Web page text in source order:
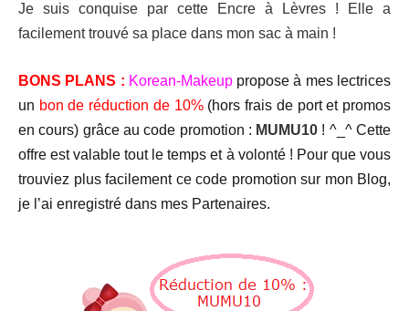
Je suis conquise par cette Encre à Lèvres ! Elle a
facilement trouvé sa place dans mon sac à main !
BONS PLANS : Korean-Makeuppropose à mes lectrices
un bon de réduction de 10%(hors frais de port et promos
en cours) grâce au code promotion : MUMU10 ! ^_^ Cette
offre est valable tout le temps et à volonté ! Pour que vous
trouviez plus facilement ce code promotion sur mon Blog,
je l’ai enregistré dans mes Partenaires.